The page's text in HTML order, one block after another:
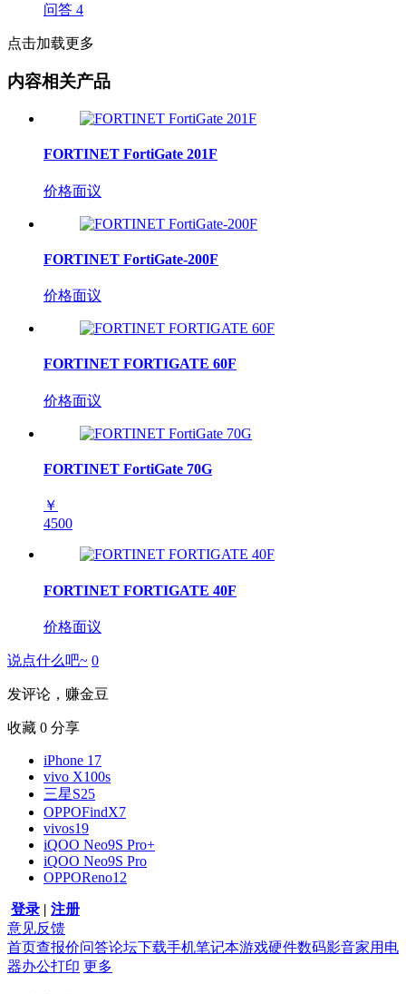
问答 4
点击加载更多
内容相关产品
FORTINET FortiGate 201F
价格面议
FORTINET FortiGate-200F
价格面议
FORTINET FORTIGATE 60F
价格面议
FORTINET FortiGate 70G
￥
4500
FORTINET FORTIGATE 40F
价格面议
说点什么吧~ 0
发评论，赚金豆
收藏 0 分享
iPhone 17
vivo X100s
三星S25
OPPOFindX7
vivos19
iQOO Neo9S Pro+
iQOO Neo9S Pro
OPPOReno12
登录 | 注册
意见反馈
首页查报价问答论坛下载手机笔记本游戏硬件数码影音家用电
器办公打印 更多